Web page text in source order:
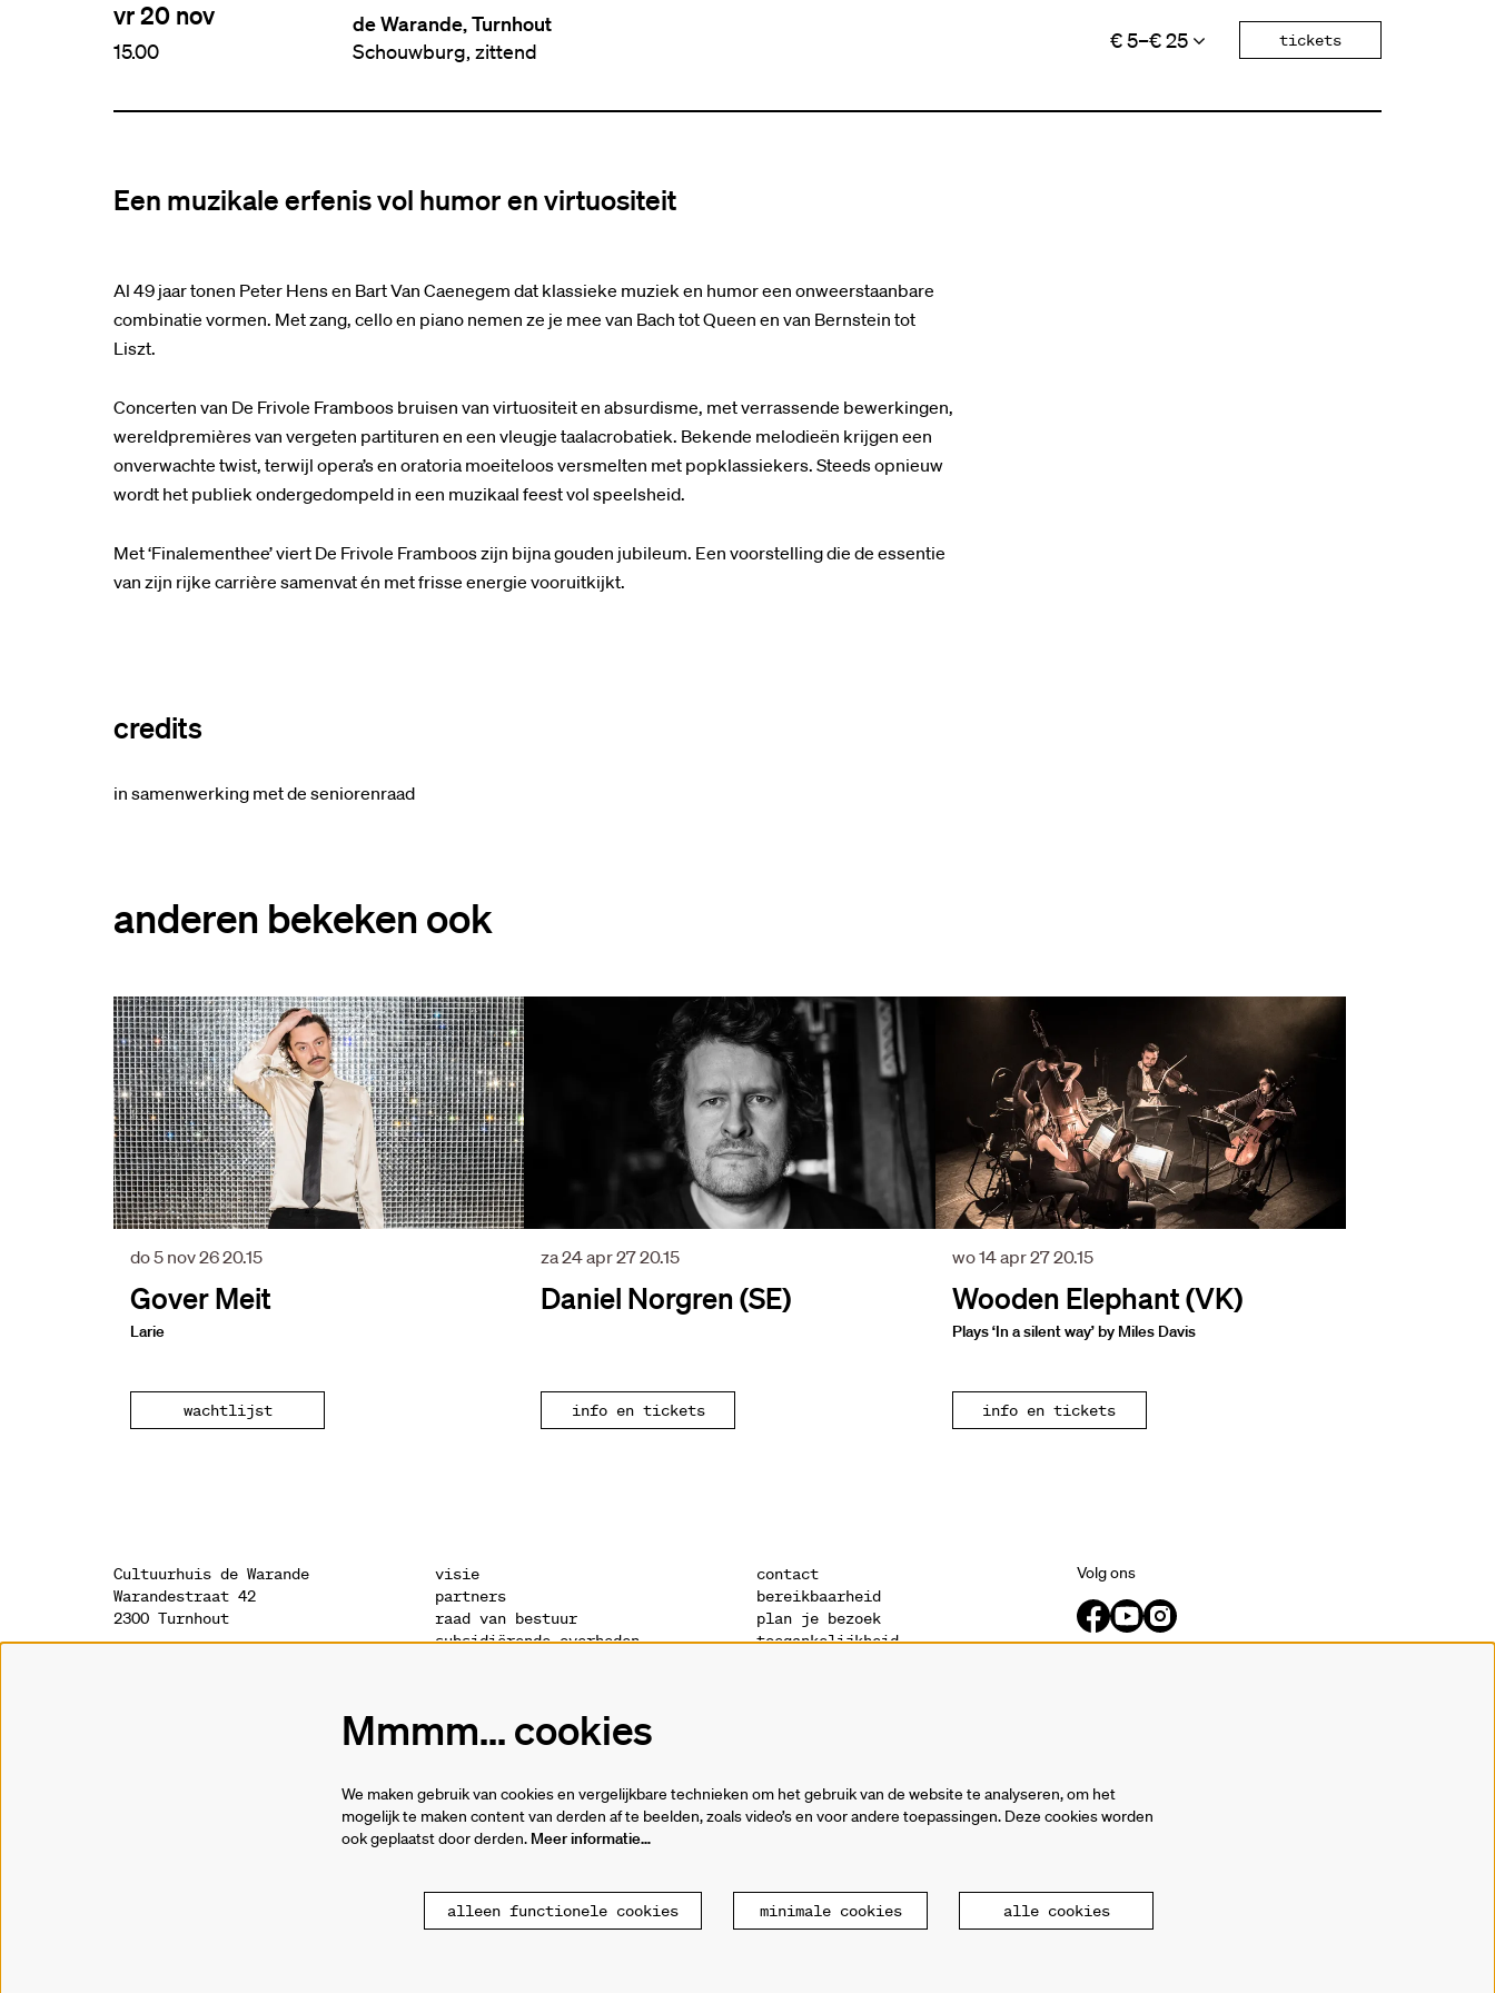
vr 20 nov
15.00
de Warande, Turnhout
Schouwburg, zittend
€ 5–€ 25 tickets
Een muzikale erfenis vol humor en virtuositeit
Al 49 jaar tonen Peter Hens en Bart Van Caenegem dat klassieke muziek en humor een onweerstaanbare
combinatie vormen. Met zang, cello en piano nemen ze je mee van Bach tot Queen en van Bernstein tot
Liszt.
Concerten van De Frivole Framboos bruisen van virtuositeit en absurdisme, met verrassende bewerkingen,
wereldpremières van vergeten partituren en een vleugje taalacrobatiek. Bekende melodieën krijgen een
onverwachte twist, terwijl opera’s en oratoria moeiteloos versmelten met popklassiekers. Steeds opnieuw
wordt het publiek ondergedompeld in een muzikaal feest vol speelsheid.
Met ‘Finalementhee’ viert De Frivole Framboos zijn bijna gouden jubileum. Een voorstelling die de essentie
van zijn rijke carrière samenvat én met frisse energie vooruitkijkt.
credits
in samenwerking met de seniorenraad
anderen bekeken ook
Gover Meit
Larie
do 5 nov 2620.15
wachtlijst
Daniel Norgren (SE)
za 24 apr 2720.15
info en tickets
Wooden Elephant (VK)
Plays ‘In a silent way’ by Miles Davis
wo 14 apr 2720.15
info en tickets
Cultuurhuis de Warande
Warandestraat 42
2300 Turnhout
visie
partners
raad van bestuur
subsidiërende overheden
privacyverklaring
cookies
contact
bereikbaarheid
plan je bezoek
toegankelijkheid
Volg ons
Mmmm... cookies
We maken gebruik van cookies en vergelijkbare technieken om het gebruik van de website te analyseren, om het
mogelijk te maken content van derden af te beelden, zoals video’s en voor andere toepassingen. Deze cookies worden
ook geplaatst door derden. Meer informatie…
alleen functionele cookies minimale cookies alle cookies